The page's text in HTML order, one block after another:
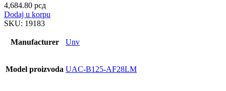
4,684.80 рсд
Dodaj u korpu
SKU: 19183
Manufacturer Unv
Model proizvoda UAC-B125-AF28LM